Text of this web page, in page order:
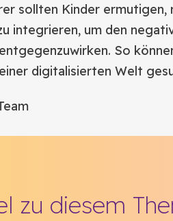
sollten Kinder
integrieren, um den
So
digitalisierten Welt
zu diesem